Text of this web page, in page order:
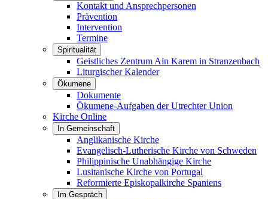
Kontakt und Ansprechpersonen
Prävention
Intervention
Termine
Spiritualität
Geistliches Zentrum Ain Karem in Stranzenbach
Liturgischer Kalender
Ökumene
Dokumente
Ökumene-Aufgaben der Utrechter Union
Kirche Online
In Gemeinschaft
Anglikanische Kirche
Evangelisch-Lutherische Kirche von Schweden
Philippinische Unabhängige Kirche
Lusitanische Kirche von Portugal
Reformierte Episkopalkirche Spaniens
Im Gespräch